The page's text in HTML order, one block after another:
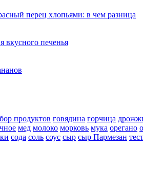
перец хлопьями: в чем разница
вкусного печенья
продуктов говядина горчица
мед молоко морковь мука орегано
сода соль соус сыр сыр Пармезан